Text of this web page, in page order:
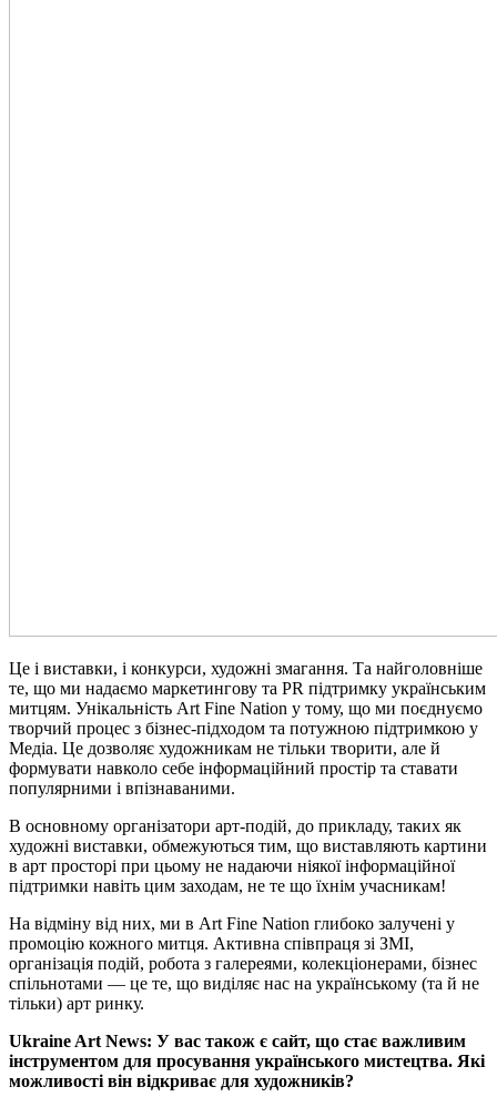
Це і виставки, і конкурси, художні змагання. Та найголовніше
те, що ми надаємо маркетингову та PR підтримку українським
митцям. Унікальність Art Fine Nation у тому, що ми поєднуємо
творчий процес з бізнес-підходом та потужною підтримкою у
Медіа. Це дозволяє художникам не тільки творити, але й
формувати навколо себе інформаційний простір та ставати
популярними і впізнаваними.
В основному організатори арт-подій, до прикладу, таких як
художні виставки, обмежуються тим, що виставляють картини
в арт просторі при цьому не надаючи ніякої інформаційної
підтримки навіть цим заходам, не те що їхнім учасникам!
На відміну від них, ми в Art Fine Nation глибоко залучені у
промоцію кожного митця. Активна співпраця зі ЗМІ,
організація подій, робота з галереями, колекціонерами, бізнес
спільнотами — це те, що виділяє нас на українському (та й не
тільки) арт ринку.
Ukraine Art News: У вас також є сайт, що стає важливим
інструментом для просування українського мистецтва. Які
можливості він відкриває для художників?